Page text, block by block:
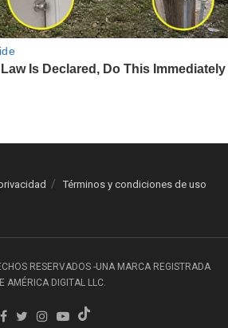
Términos y condiciones de uso
RESERVADOS -UNA MARCA REGISTRADA
AMÉRICA DIGITAL LLC.